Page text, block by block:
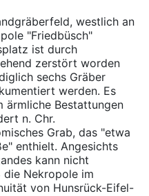
westlich an
"Friedbüsch"
ist durch
zerstört worden
sechs Gräber
werden. Es
ärmliche Bestattungen
n. Chr.
Grab, das "etwa
enthielt. Angesichts
kann nicht
die Nekropole im
von Hunsrück-Eifel-